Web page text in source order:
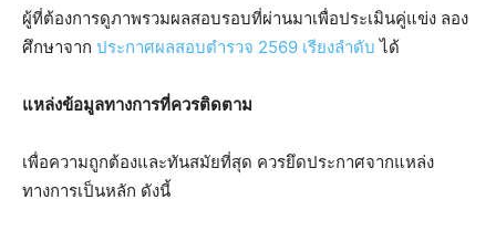
ผู้ที่ต้องการดูภาพรวมผลสอบรอบที่ผ่านมาเพื่อประเมินคู่แข่ง ลอง
ศึกษาจาก ประกาศผลสอบตำรวจ 2569 เรียงลำดับ ได้
แหล่งข้อมูลทางการที่ควรติดตาม
เพื่อความถูกต้องและทันสมัยที่สุด ควรยึดประกาศจากแหล่ง
ทางการเป็นหลัก ดังนี้